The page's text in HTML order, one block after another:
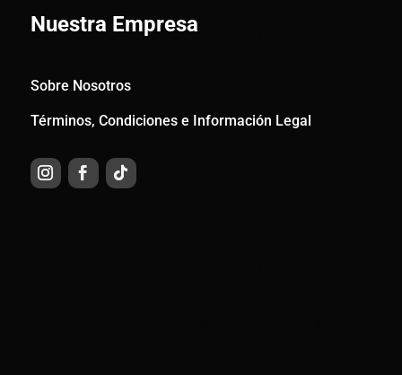
Nuestra Empresa
Sobre Nosotros
Términos, Condiciones e Información Legal